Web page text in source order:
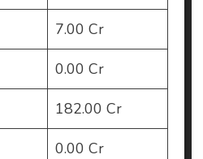
7.00 Cr
0.00 Cr
182.00 Cr
0.00 Cr